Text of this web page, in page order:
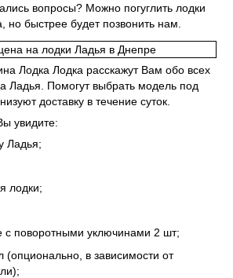
вопросы? Можно погуглить лодки
но быстрее будет позвонить нам.
Лодка Лодка расскажут Вам обо всех
Ладья. Помогут выбрать модель под
доставку в течение суток.
увидите:
Ладья;
лодки;
с поворотными уключинами 2 шт;
(опционально, в зависимости от